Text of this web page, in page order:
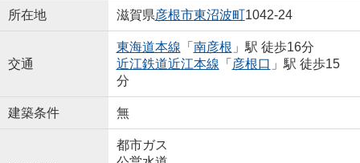
所在地 滋賀県彦根市東沼波町1042-24
交通
東海道本線 「 南彦根 」駅 徒歩16分
近江鉄道近江本線 「 彦根口 」駅 徒歩15
分
建築条件 無
都市ガス